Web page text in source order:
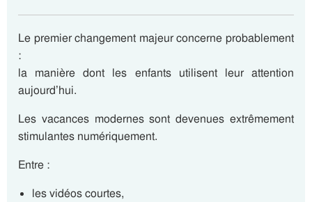
Le premier changement majeur concerne probablement
:
la manière dont les enfants utilisent leur attention
aujourd’hui.
Les vacances modernes sont devenues extrêmement
stimulantes numériquement.
Entre :
les vidéos courtes,